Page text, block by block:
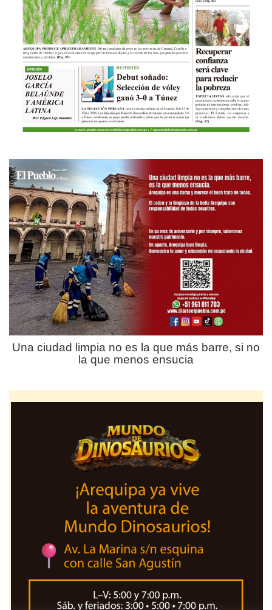
Una ciudad limpia no es la que más barre, si no
la que menos ensucia